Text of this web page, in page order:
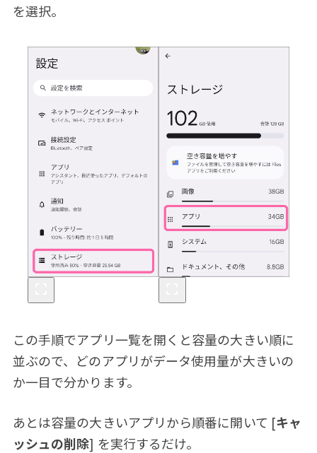
を選択。
この手順でアプリ一覧を開くと容量の大きい順に
並ぶので、どのアプリがデータ使用量が大きいの
か一目で分かります。
あとは容量の大きいアプリから順番に開いて [キャ
ッシュの削除] を実行するだけ。